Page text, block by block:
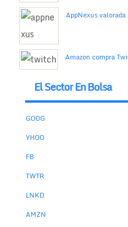
AppNexus
Amazon compra
El Sector En Bolsa
GOOG
YHOO
FB
TWTR
LNKD
AMZN